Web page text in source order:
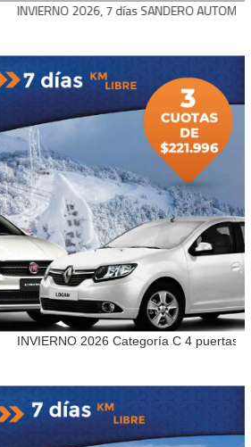
INVIERNO 2026, 7 días SANDERO
INVIERNO 2026 Categoría C 4 puertas